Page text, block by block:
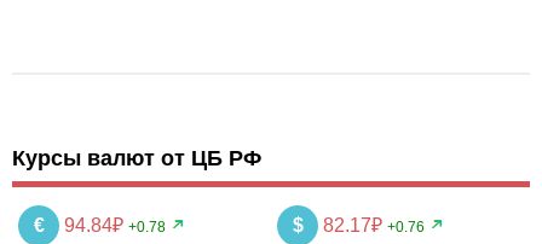
Курсы валют от ЦБ РФ
€ 94.84₽ +0.78 $ 82.17₽ +0.76